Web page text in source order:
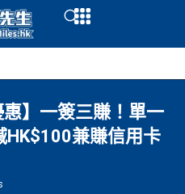
Open
】一簽三賺！單一
HK$100兼賺信用卡